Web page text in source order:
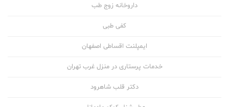
داروخانه زوج طب
کفی طبی
ایمپلنت اقساطی اصفهان
خدمات پرستاری در منزل غرب تهران
دکتر قلب شاهرود